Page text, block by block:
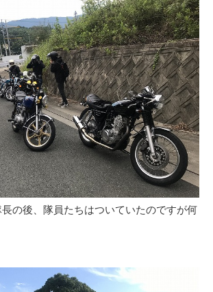
の後、隊員たちはついていたのですが何